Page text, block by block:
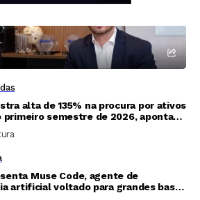
com XRP Ledger para
de ativos do mundo
alta de 135% na procura por ativos
primeiro semestre de 2026, aponta
Muse Code, agente de
artificial voltado para grandes bases